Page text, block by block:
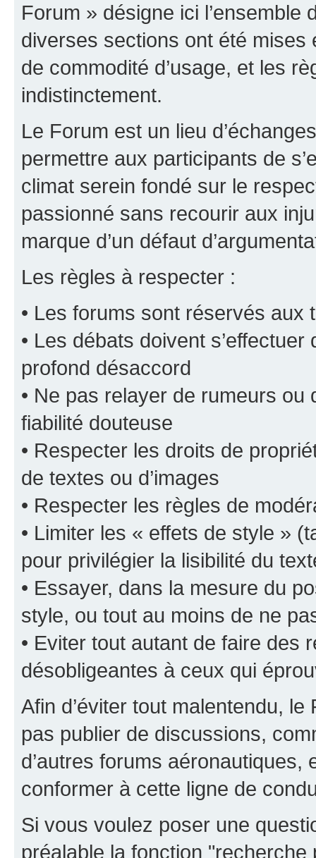
Forum » désigne ici
diverses sections ont été
de commodité d’usage, et les
indistinctement.
Le Forum est un lieu
permettre aux participants de
climat serein fondé sur le
passionné sans recourir aux
marque d’un défaut
Les règles à respecter :
• Les forums sont réservés aux
• Les débats doivent
profond désaccord
• Ne pas relayer de rumeurs ou
fiabilité douteuse
• Respecter les droits de
de textes ou d’images
• Respecter les règles de
• Limiter les « effets de style »
pour privilégier la lisibilité du
• Essayer, dans la mesure du
style, ou tout au moins de ne
• Eviter tout autant de faire des
désobligeantes à ceux qui
Afin d’éviter tout malentendu,
pas publier de discussions,
d’autres forums
conformer à cette ligne de
Si vous voulez poser une
préalable la fonction